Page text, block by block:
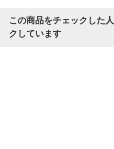
この商品をチェックした
クしています